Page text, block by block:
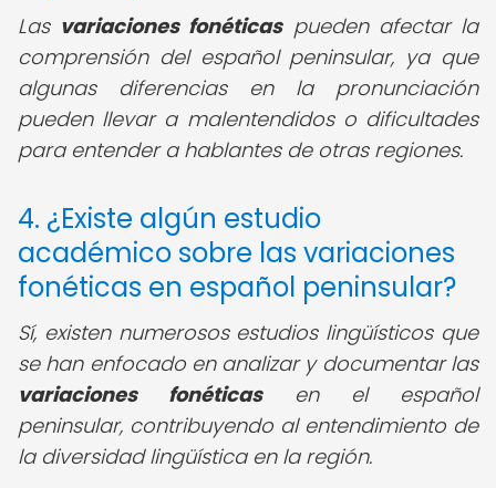
Las variaciones fonéticaspueden afectar la
comprensión del español peninsular, ya que
algunas diferencias en la pronunciación
pueden llevar a malentendidos o dificultades
para entender a hablantes de otras regiones.
4. ¿Existe algún estudio
académico sobre las variaciones
fonéticas en español peninsular?
Sí, existen numerosos estudios lingüísticos que
se han enfocado en analizar y documentar las
variaciones fonéticasen el español
peninsular, contribuyendo al entendimiento de
la diversidad lingüística en la región.